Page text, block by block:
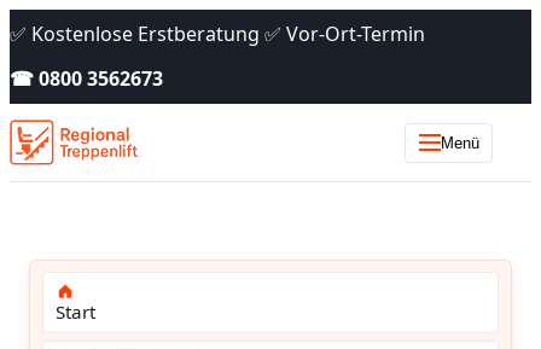
✅ Kostenlose Erstberatung ✅ Vor-Ort-Termin
☎ 0800 3562673
Menü
Start